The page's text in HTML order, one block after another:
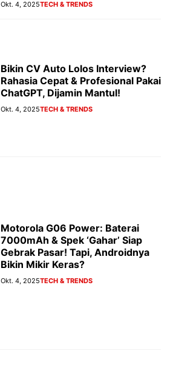
Okt. 4, 2025TECH & TRENDS
Bikin CV Auto Lolos Interview?
Rahasia Cepat & Profesional Pakai
ChatGPT, Dijamin Mantul!
Okt. 4, 2025TECH & TRENDS
Motorola G06 Power: Baterai
7000mAh & Spek ‘Gahar’ Siap
Gebrak Pasar! Tapi, Androidnya
Bikin Mikir Keras?
Okt. 4, 2025TECH & TRENDS